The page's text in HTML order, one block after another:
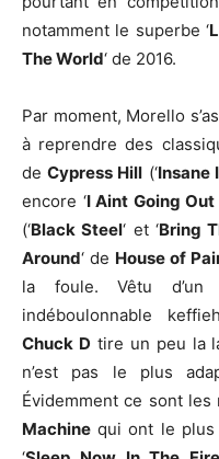
notamment le superbe ‘
The World‘ de 2016.
Par moment, Morello
à reprendre des
deCypress Hill (‘Insane
encore ‘I Aint Going
(‘Black Steel‘ et ‘Bring
Around‘ de House of
la foule. Vêtu
indéboulonnable
Chuck D tire un peu la
n’est pas le plus
Évidemment ce sont les
Machine qui ont le plus